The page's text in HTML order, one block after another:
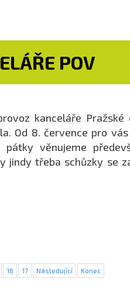
POV
kanceláře Pražské
Od 8. července pro
věnujeme
jindy třeba schůzky se
16 17 Následující Konec